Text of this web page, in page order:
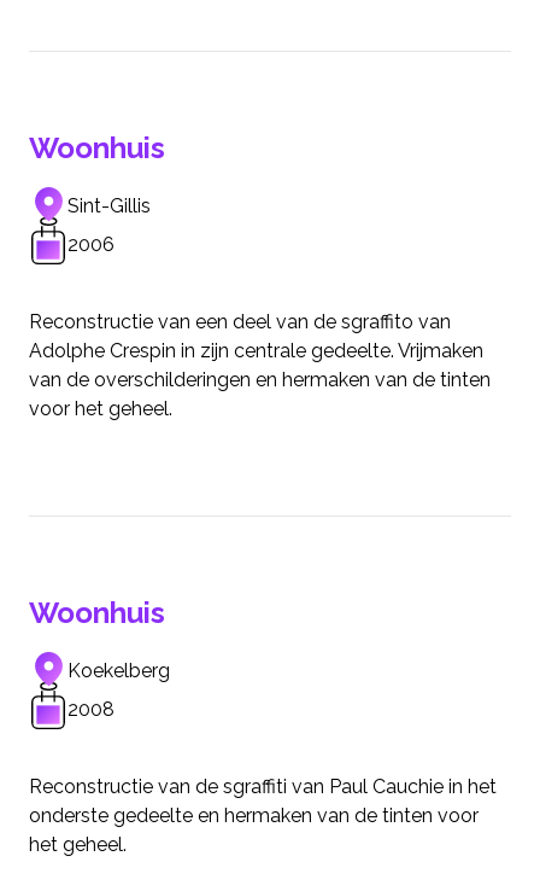
Woonhuis
Sint-Gillis
2006
Reconstructie van een deel van de sgraffito van
Adolphe Crespin in zijn centrale gedeelte. Vrijmaken
van de overschilderingen en hermaken van de tinten
voor het geheel.
Woonhuis
Koekelberg
2008
Reconstructie van de sgraffiti van Paul Cauchie in het
onderste gedeelte en hermaken van de tinten voor
het geheel.